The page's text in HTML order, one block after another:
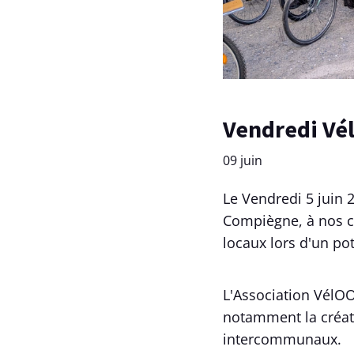
Vendredi
09 juin
Le Vendredi 5 juin
Compiègne, à nos
locaux lors d'un
L'Association
notamment la
intercommunaux.